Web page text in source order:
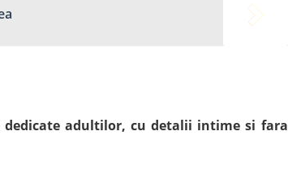
adultilor, cu detalii intime si fara